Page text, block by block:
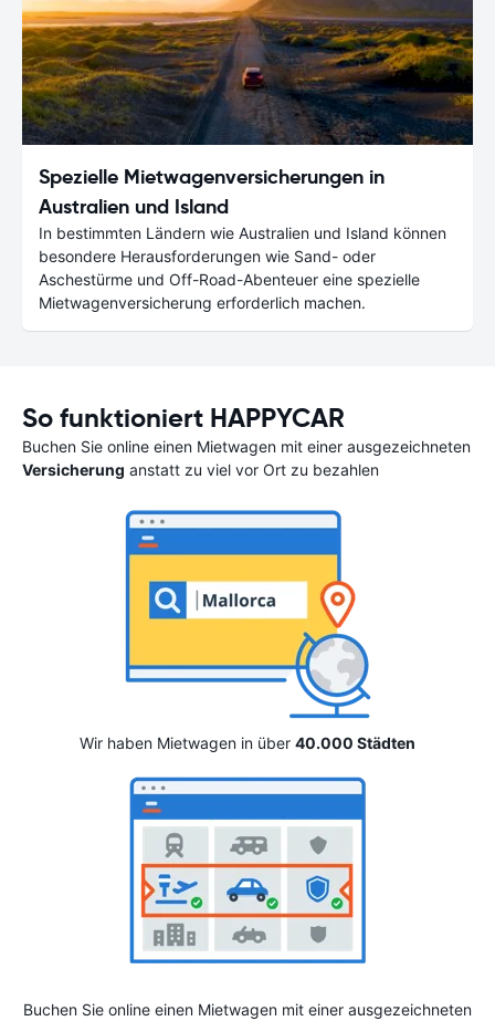
Spezielle Mietwagenversicherungen in
Australien und Island
In bestimmten Ländern wie Australien und Island können
besondere Herausforderungen wie Sand- oder
Aschestürme und Off-Road-Abenteuer eine spezielle
Mietwagenversicherung erforderlich machen.
So funktioniert HAPPYCAR
Buchen Sie online einen Mietwagen mit einer ausgezeichneten
Versicherung anstatt zu viel vor Ort zu bezahlen
Wir haben Mietwagen in über 40.000 Städten
Buchen Sie online einen Mietwagen mit einer ausgezeichneten